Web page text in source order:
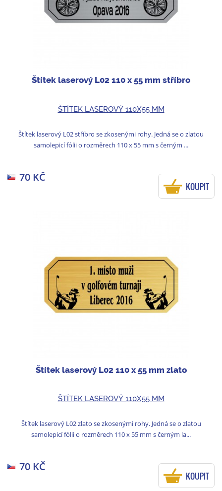
Štítek laserový L02 110 x 55 mm stříbro
ŠTÍTEK LASEROVÝ 110X55 MM
Štítek laserový L02 stříbro se zkosenými rohy. Jedná se o zlatou
samolepicí fólii o rozměrech 110 x 55 mm s černým ...
70 KČ
KOUPIT
Štítek laserový L02 110 x 55 mm zlato
ŠTÍTEK LASEROVÝ 110X55 MM
Štítek laserový L02 zlato se zkosenými rohy. Jedná se o zlatou
samolepicí fólii o rozměrech 110 x 55 mm s černým la...
70 KČ
KOUPIT